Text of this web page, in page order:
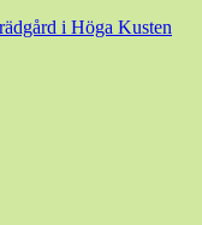
i Höga Kusten